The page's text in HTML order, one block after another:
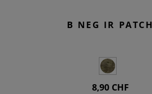
B NEG IR PATCH
8,90 CHF